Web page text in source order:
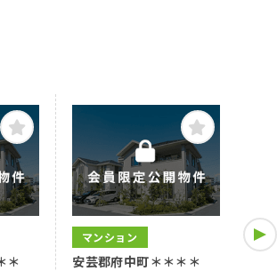
＊
マンション
安芸郡府中町＊＊＊＊
マ